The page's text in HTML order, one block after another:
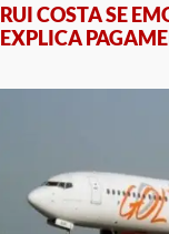
RUI COSTA SE
EXPLICA